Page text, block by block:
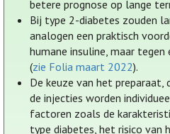
betere prognose op lange
Bij type 2-diabetes zouden
analogen een praktisch
humane insuline, maar
(zie Folia maart 2022).
De keuze van het preparaat,
de injecties worden
factoren zoals de
type diabetes, het risico van